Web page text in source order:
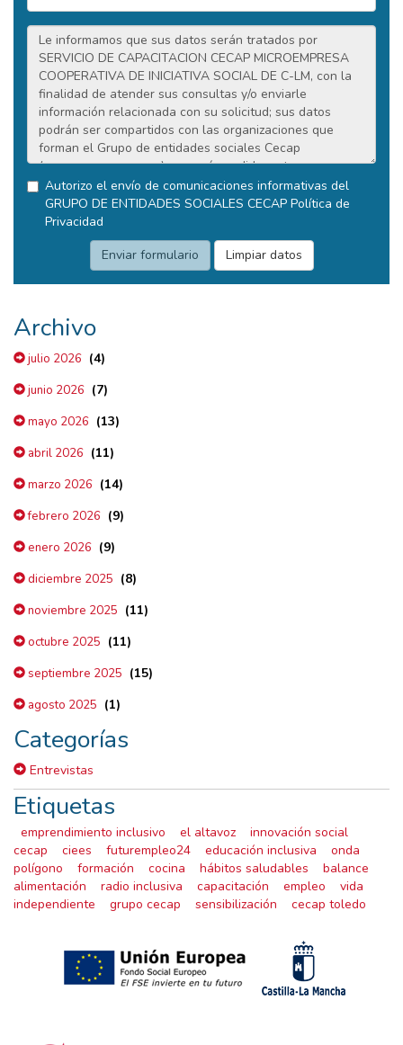
Autorizo el envío de comunicaciones informativas del
GRUPO DE ENTIDADES SOCIALES CECAP Política de
Privacidad
Archivo
julio 2026 (4)
junio 2026 (7)
mayo 2026 (13)
abril 2026 (11)
marzo 2026 (14)
febrero 2026 (9)
enero 2026 (9)
diciembre 2025 (8)
noviembre 2025 (11)
octubre 2025 (11)
septiembre 2025 (15)
agosto 2025 (1)
Categorías
Entrevistas
Etiquetas
emprendimiento inclusivo el altavoz
innovación social
cecap
ciees futurempleo24 educación inclusiva
onda
polígono
formación cocina hábitos saludables
balance
alimentación
radio inclusiva capacitación empleo
vida
independiente
grupo cecap sensibilización cecap toledo